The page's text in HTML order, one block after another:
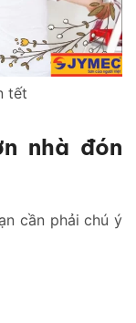
tết
nhà đón
cần phải chú ý